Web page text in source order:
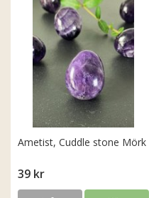
Ametist, Cuddle stone Mörk
39 kr